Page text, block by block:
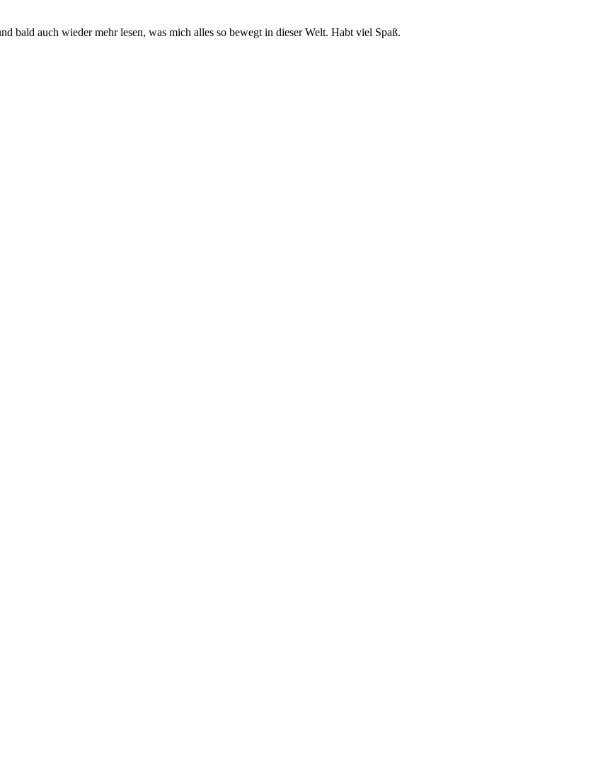
auch wieder mehr lesen, was mich alles so bewegt in dieser Welt. Habt viel Spaß.